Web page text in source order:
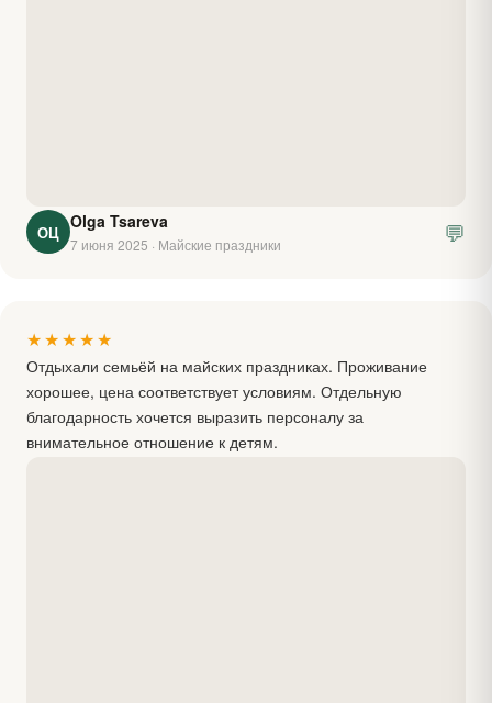
ОЦ Olga Tsareva
7 июня 2025 · Майские праздники 💬
★★★★★
Отдыхали семьёй на майских праздниках. Проживание
хорошее, цена соответствует условиям. Отдельную
благодарность хочется выразить персоналу за
внимательное отношение к детям.